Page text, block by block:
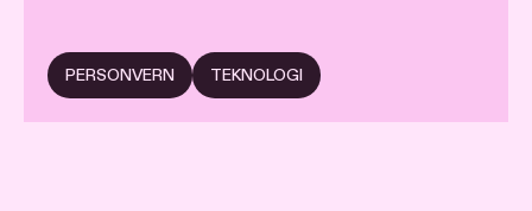
PERSONVERN TEKNOLOGI